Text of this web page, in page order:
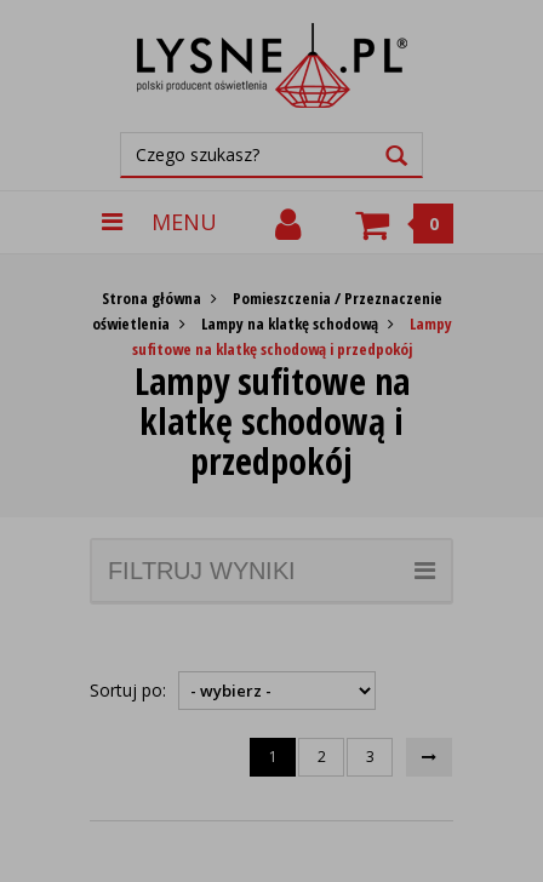
MENU 0
Strona główna
Pomieszczenia / Przeznaczenie
oświetlenia
Lampy na klatkę schodową
Lampy
sufitowe na klatkę schodową i przedpokój
Lampy sufitowe na
klatkę schodową i
przedpokój
FILTRUJ WYNIKI
Sortuj po:
1 2 3